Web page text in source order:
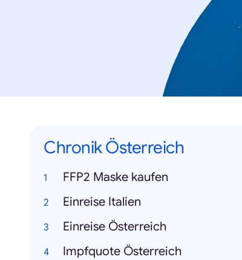
Chronik Österreich
FFP2 Maske kaufen
Einreise Italien
Einreise Österreich
Impfquote Österreich